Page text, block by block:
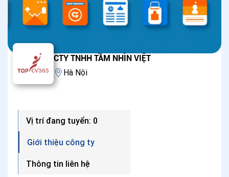
CTY TNHH TẦM NHÌN VIỆT
Hà Nội
Vị trí đang tuyển: 0
Giới thiệu công ty
Thông tin liên hệ